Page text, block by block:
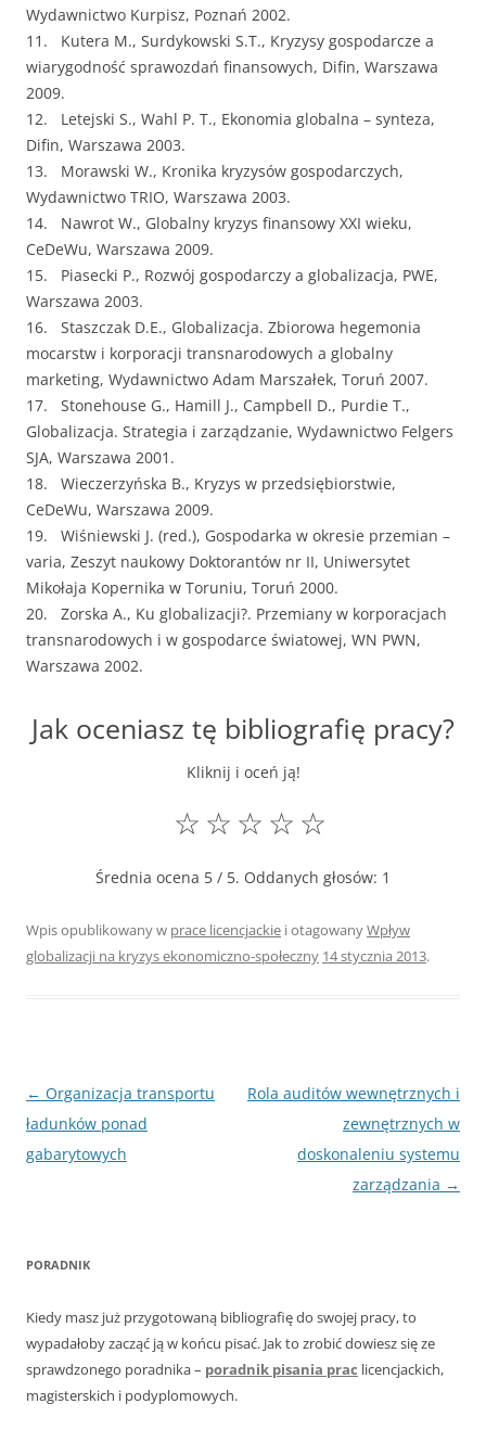
Wydawnictwo Kurpisz, Poznań 2002.
11. Kutera M., Surdykowski S.T., Kryzysy gospodarcze a
wiarygodność sprawozdań finansowych, Difin, Warszawa
2009.
12. Letejski S., Wahl P. T., Ekonomia globalna – synteza,
Difin, Warszawa 2003.
13. Morawski W., Kronika kryzysów gospodarczych,
Wydawnictwo TRIO, Warszawa 2003.
14. Nawrot W., Globalny kryzys finansowy XXI wieku,
CeDeWu, Warszawa 2009.
15. Piasecki P., Rozwój gospodarczy a globalizacja, PWE,
Warszawa 2003.
16. Staszczak D.E., Globalizacja. Zbiorowa hegemonia
mocarstw i korporacji transnarodowych a globalny
marketing, Wydawnictwo Adam Marszałek, Toruń 2007.
17. Stonehouse G., Hamill J., Campbell D., Purdie T.,
Globalizacja. Strategia i zarządzanie, Wydawnictwo Felgers
SJA, Warszawa 2001.
18. Wieczerzyńska B., Kryzys w przedsiębiorstwie,
CeDeWu, Warszawa 2009.
19. Wiśniewski J. (red.), Gospodarka w okresie przemian –
varia, Zeszyt naukowy Doktorantów nr II, Uniwersytet
Mikołaja Kopernika w Toruniu, Toruń 2000.
20. Zorska A., Ku globalizacji?. Przemiany w korporacjach
transnarodowych i w gospodarce światowej, WN PWN,
Warszawa 2002.
Jak oceniasz tę bibliografię pracy?
Kliknij i oceń ją!
☆
☆
☆
☆
☆
Średnia ocena 5 / 5. Oddanych głosów: 1
Wpis opublikowany w prace licencjackie i otagowanyWpływ
globalizacji na kryzys ekonomiczno-społeczny 14 stycznia 2013.
Nawigacja
wpisu
← Organizacja transportu
ładunków ponad
gabarytowych
Rola auditów wewnętrznych i
zewnętrznych w
doskonaleniu systemu
zarządzania →
PORADNIK
Kiedy masz już przygotowaną bibliografię do swojej pracy, to
wypadałoby zacząć ją w końcu pisać. Jak to zrobić dowiesz się ze
sprawdzonego poradnika – poradnik pisania prac licencjackich,
magisterskich i podyplomowych.